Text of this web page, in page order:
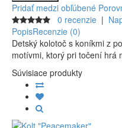
Pridať medzi obľúbené
0 recenzie |
PopisRecenzie (0)
Detský kolotoč s koníkmi z
motívmi, ktorý pri točení hrá
Súvisiace produkty